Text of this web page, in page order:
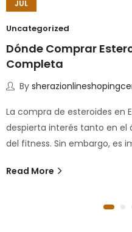
JUL
Uncategorized
Dónde Comprar
Completa
By
La compra de esteroides en
despierta interés tanto en
del fitness. Sin embargo, es
Read More